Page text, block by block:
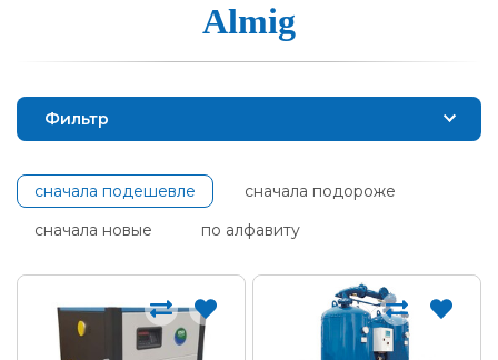
Almig
Фильтр
сначала подешевле
сначала подороже
сначала новые
по алфавиту